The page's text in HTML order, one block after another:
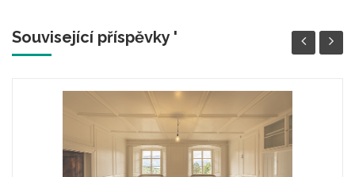
Související příspěvky '